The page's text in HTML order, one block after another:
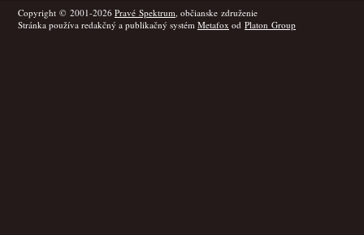
Copyright © 2001-2026 Pravé Spektrum, občianske združenie
Stránka používa redakčný a publikačný systém Metafox od Platon Group